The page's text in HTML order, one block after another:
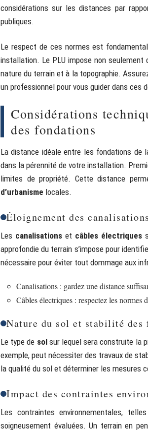
considérations sur les distances par
publiques.
Le respect de ces normes est
installation. Le PLU impose non
nature du terrain et à la topographie.
un professionnel pour vous guider dans ces
Considérations
des fondations
La distance idéale entre les fondations de
dans la pérennité de votre installation.
limites de propriété. Cette distance
d’urbanisme locales.
Éloignement des
Les canalisations et câbles électriques
approfondie du terrain s’impose pour
nécessaire pour éviter tout dommage aux
Canalisations : gardez une distance
Câbles électriques : respectez les
Nature du sol et stabilité des
Le type de solsur lequel sera construite la
exemple, peut nécessiter des travaux de
la qualité du sol et déterminer les mesures
Impact des contraintes
Les contraintes environnementales,
soigneusement évaluées. Un terrain en